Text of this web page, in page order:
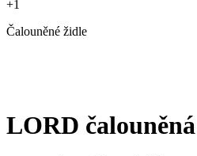
+1
Čalouněné židle
LORD